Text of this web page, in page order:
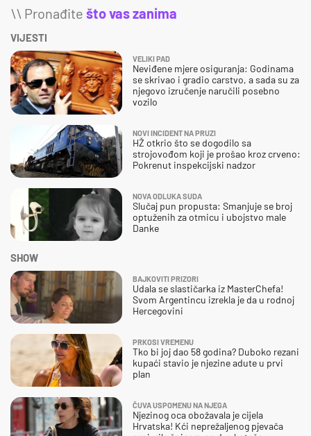
\\ Pronađite što vas zanima
VIJESTI
VELIKI PAD
Neviđene mjere osiguranja: Godinama
se skrivao i gradio carstvo, a sada su za
njegovo izručenje naručili posebno
vozilo
NOVI INCIDENT NA PRUZI
HŽ otkrio što se dogodilo sa
strojovođom koji je prošao kroz crveno:
Pokrenut inspekcijski nadzor
NOVA ODLUKA SUDA
Slučaj pun propusta: Smanjuje se broj
optuženih za otmicu i ubojstvo male
Danke
SHOW
BAJKOVITI PRIZORI
Udala se slastičarka iz MasterChefa!
Svom Argentincu izrekla je da u rodnoj
Hercegovini
PRKOSI VREMENU
Tko bi joj dao 58 godina? Duboko rezani
kupaći stavio je njezine adute u prvi
plan
ČUVA USPOMENU NA NJEGA
Njezinog oca obožavala je cijela
Hrvatska! Kći neprežaljenog pjevača